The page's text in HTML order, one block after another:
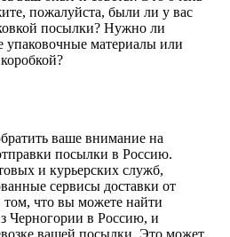
пожалуйста, были ли у вас
посылки? Нужно ли
упаковочные материалы или
ваше внимание на
посылки в Россию.
и курьерских служб,
сервисы доставки от
что вы можете найти
Черногории в Россию, и
вашей посылки. Это может